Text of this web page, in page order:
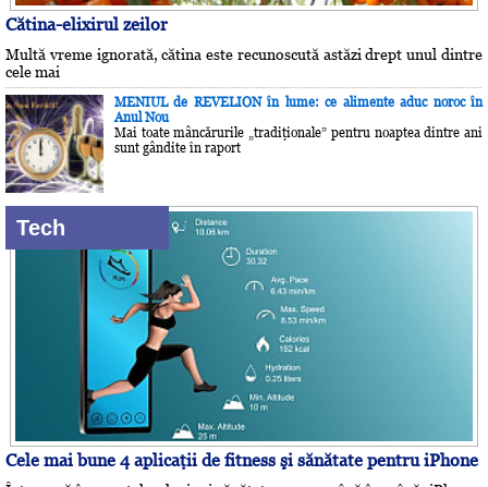
Cătina-elixirul zeilor
Multă vreme ignorată, cătina este recunoscută astăzi drept unul dintre
cele mai
MENIUL de REVELION în lume: ce alimente aduc noroc în
Anul Nou
Mai toate mâncărurile „tradiţionale” pentru noaptea dintre ani
sunt gândite în raport
Tech
Cele mai bune 4 aplicaţii de fitness şi sănătate pentru iPhone